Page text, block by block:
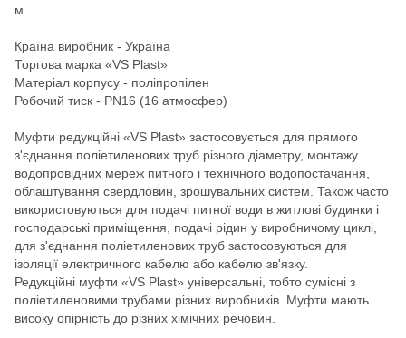
м
Країна виробник - Україна
Торгова марка «VS Plast»
Матеріал корпусу - поліпропілен
Робочий тиск - PN16 (16 атмосфер)
Муфти редукційні «VS Plast» застосовується для прямого
з'єднання поліетиленових труб різного діаметру, монтажу
водопровідних мереж питного і технічного водопостачання,
облаштування свердловин, зрошувальних систем. Також часто
використовуються для подачі питної води в житлові будинки і
господарські приміщення, подачі рідин у виробничому циклі,
для з'єднання поліетиленових труб застосовуються для
ізоляції електричного кабелю або кабелю зв'язку.
Редукційні муфти «VS Plast» універсальні, тобто сумісні з
поліетиленовими трубами різних виробників. Муфти мають
високу опірність до різних хімічних речовин.